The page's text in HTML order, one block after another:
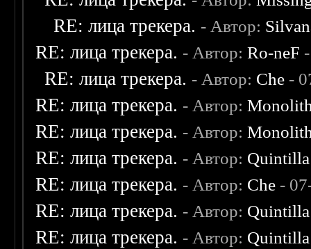
RE: лица трекера. - Автор:
RE: лица трекера. - Автор:Ro-neF
RE: лица трекера. - Автор: Che -
RE: лица трекера. - Автор:
RE: лица трекера. - Автор:
RE: лица трекера. - Автор: Quintilla
RE: лица трекера. - Автор: Che -
RE: лица трекера. - Автор: Quintilla
RE: лица трекера. - Автор: Quintilla